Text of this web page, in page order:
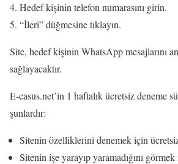
Hedef kişinin telefon numarasını girin.
“İleri” düğmesine tıklayın.
Site, hedef kişinin WhatsApp mesajlarını
sağlayacaktır.
E-casus.net’in 1 haftalık ücretsiz deneme
şunlardır:
Sitenin özelliklerini denemek için
Sitenin işe yarayıp yaramadığını